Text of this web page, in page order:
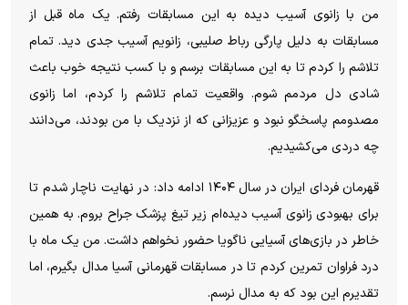
من با زانوی آسیب دیده به این مسابقات رفتم. یک ماه قبل از
مسابقات به دلیل پارگی رباط صلیبی، زانویم آسیب جدی دید. تمام
تلاشم را کردم تا به این مسابقات برسم و با کسب نتیجه خوب باعث
شادی دل مردمم شوم. واقعیت تمام تلاشم را کردم، اما زانوی
مصدومم پاسخگو نبود و عزیزانی که از نزدیک با من بودند، می‌دانند
چه دردی می‌کشیدیم.
قهرمان فردای ایران در سال ۱۴۰۴ ادامه داد: در نهایت ناچار شدم تا
برای بهبودی زانوی آسیب دیده‌ام زیر تیغ پزشک جراح بروم. به همین
خاطر در بازی‌های آسیایی ناگویا حضور نخواهم داشت. من یک ماه با
درد فراوان تمرین کردم تا در مسابقات قهرمانی آسیا مدال بگیرم، اما
تقدیرم این بود که به مدال نرسم.